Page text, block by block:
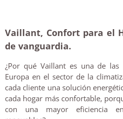
Vaillant, Confort para el
de vanguardia.
¿Por qué Vaillant es una de las
Europa en el sector de la
cada cliente una solución
cada hogar más confortable,
con una mayor eficiencia